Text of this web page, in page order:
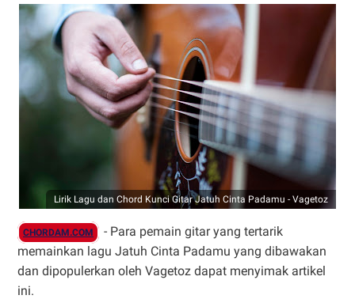
Lirik Lagu dan Chord Kunci Gitar Jatuh Cinta Padamu - Vagetoz
CHORDAM.COM
- Para pemain gitar yang tertarik
memainkan lagu Jatuh Cinta Padamu yang dibawakan
dan dipopulerkan oleh Vagetoz dapat menyimak artikel
ini.